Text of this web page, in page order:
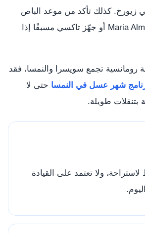
زيورخ. كذلك تأكد من موعد الباص
من Saalfelden إلى Maria Alm أو جهّز تاكسي مسبقًا إذا
رومانسية تجمع سويسرا والنمسا، فقد
شهر عسل في النمسا حتى لا
بتنقلات طويلة.
ولا تعتمد على القيادة